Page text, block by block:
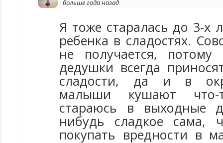
больше года назад
Я тоже старалась до 3-х
ребенка в сладостях.
не получается,
дедушки всегда
сладости, да и в
малыши кушают
стараюсь в выходные
нибудь сладкое сама,
покупать вредности в